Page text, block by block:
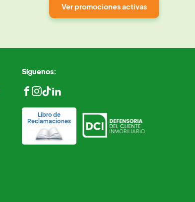
Ver promociones activas
Síguenos:
Libro de
Reclamaciones